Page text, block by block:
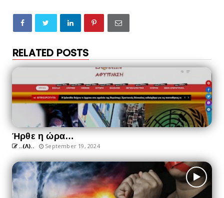
RELATED POSTS
Ήρθε η ώρα…
..(Λ).. September 19, 2024